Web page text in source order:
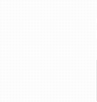
Ga
direct
naar
de
hoofdinhoud